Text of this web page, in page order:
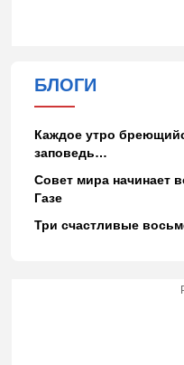
БЛОГИ
Каждое утро
заповедь…
Совет мира начинает
Газе
Три счастливые